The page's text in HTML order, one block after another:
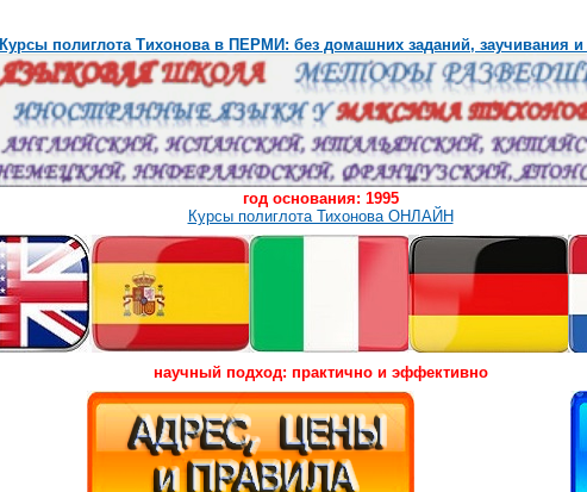
Курсы полиглота Тихонова в ПЕРМИ: без домашних заданий, заучивания и
год основания: 1995
Курсы полиглота Тихонова ОНЛАЙН
научный подход: практично и эффективно